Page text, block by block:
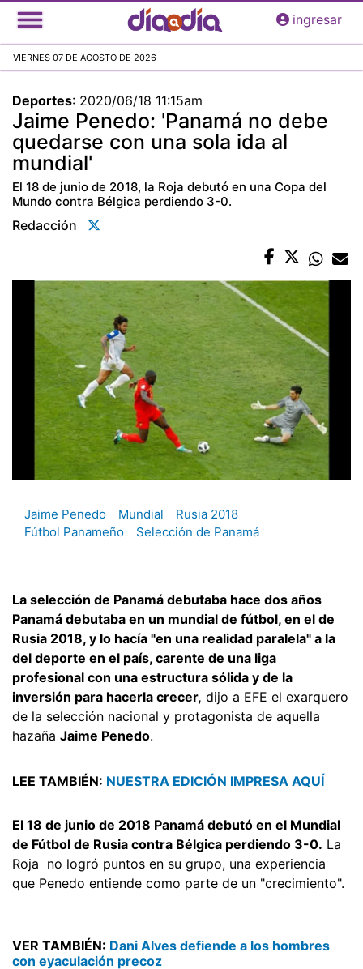
Pasar
al
principal
ingresar
VIERNES 07 DE AGOSTO DE 2026
Deportes: 2020/06/18 11:15am
Jaime Penedo: 'Panamá no debe
quedarse con una sola ida al
mundial'
El 18 de junio de 2018, la Roja debutó en una Copa del
Mundo contra Bélgica perdiendo 3-0.
Redacción
Jaime Penedo Mundial
Rusia 2018
Fútbol Panameño
Selección de Panamá
La selección de Panamá debutaba hace dos años
Panamá debutaba en un mundial de fútbol, en el de
Rusia 2018, y lo hacía "en una realidad paralela" a la
del deporte en el país, carente de una liga
profesional con una estructura sólida y de la
inversión para hacerla crecer, dijo a EFE el exarquero
de la selección nacional y protagonista de aquella
hazaña Jaime Penedo.
LEE TAMBIÉN: NUESTRA EDICIÓN IMPRESA AQUÍ
El 18 de junio de 2018 Panamá debutó en el Mundial
de Fútbol de Rusia contra Bélgica perdiendo 3-0. La
Roja no logró puntos en su grupo, una experiencia
que Penedo entiende como parte de un "crecimiento".
VER TAMBIÉN: Dani Alves defiende a los hombres
con eyaculación precoz